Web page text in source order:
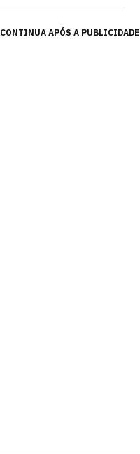
CONTINUA APÓS A PUBLICIDADE